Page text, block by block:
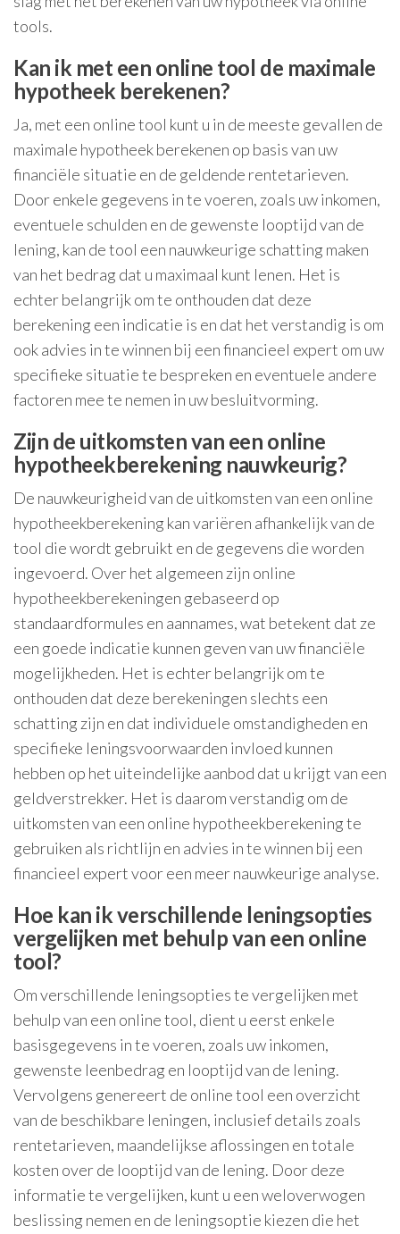
tools.
Kan ik met een online tool de maximale
hypotheek berekenen?
Ja, met een online tool kunt u in de meeste gevallen de
maximale hypotheek berekenen op basis van uw
financiële situatie en de geldende rentetarieven.
Door enkele gegevens in te voeren, zoals uw inkomen,
eventuele schulden en de gewenste looptijd van de
lening, kan de tool een nauwkeurige schatting maken
van het bedrag dat u maximaal kunt lenen. Het is
echter belangrijk om te onthouden dat deze
berekening een indicatie is en dat het verstandig is om
ook advies in te winnen bij een financieel expert om uw
specifieke situatie te bespreken en eventuele andere
factoren mee te nemen in uw besluitvorming.
Zijn de uitkomsten van een online
hypotheekberekening nauwkeurig?
De nauwkeurigheid van de uitkomsten van een online
hypotheekberekening kan variëren afhankelijk van de
tool die wordt gebruikt en de gegevens die worden
ingevoerd. Over het algemeen zijn online
hypotheekberekeningen gebaseerd op
standaardformules en aannames, wat betekent dat ze
een goede indicatie kunnen geven van uw financiële
mogelijkheden. Het is echter belangrijk om te
onthouden dat deze berekeningen slechts een
schatting zijn en dat individuele omstandigheden en
specifieke leningsvoorwaarden invloed kunnen
hebben op het uiteindelijke aanbod dat u krijgt van een
geldverstrekker. Het is daarom verstandig om de
uitkomsten van een online hypotheekberekening te
gebruiken als richtlijn en advies in te winnen bij een
financieel expert voor een meer nauwkeurige analyse.
Hoe kan ik verschillende leningsopties
vergelijken met behulp van een online
tool?
Om verschillende leningsopties te vergelijken met
behulp van een online tool, dient u eerst enkele
basisgegevens in te voeren, zoals uw inkomen,
gewenste leenbedrag en looptijd van de lening.
Vervolgens genereert de online tool een overzicht
van de beschikbare leningen, inclusief details zoals
rentetarieven, maandelijkse aflossingen en totale
kosten over de looptijd van de lening. Door deze
informatie te vergelijken, kunt u een weloverwogen
beslissing nemen en de leningsoptie kiezen die het